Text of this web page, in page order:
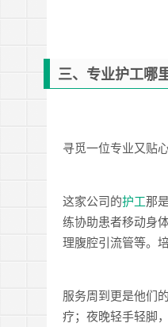
三、专业护工哪
寻觅一位专业又贴
这家公司的护工那
练协助患者移动身
理腹腔引流管等。
服务周到更是他们
疗；夜晚轻手轻脚